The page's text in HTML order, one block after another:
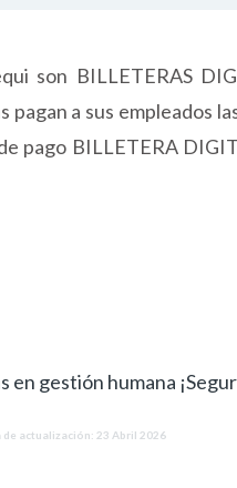
son BILLETERAS
a sus empleados
pago BILLETERA
en gestión humana
de actualización: 23 Abril 2026